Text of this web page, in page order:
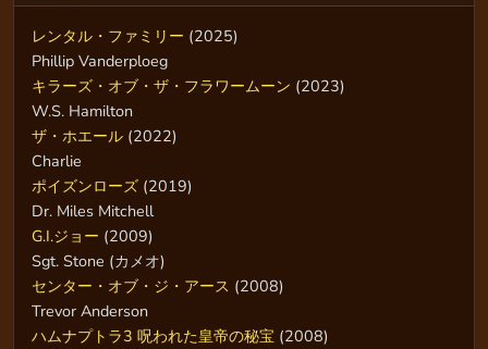
レンタル・ファミリー (2025)
Phillip Vanderploeg
キラーズ・オブ・ザ・フラワームーン (2023)
W.S. Hamilton
ザ・ホエール (2022)
Charlie
ポイズンローズ (2019)
Dr. Miles Mitchell
G.I.ジョー (2009)
Sgt. Stone (カメオ)
センター・オブ・ジ・アース (2008)
Trevor Anderson
ハムナプトラ3 呪われた皇帝の秘宝 (2008)